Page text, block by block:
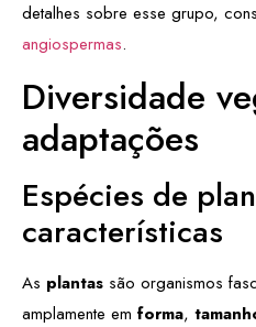
detalhes sobre esse grupo,
angiospermas.
Diversidade
adaptações
Espécies de
características
As plantas são organismos
amplamente em forma,